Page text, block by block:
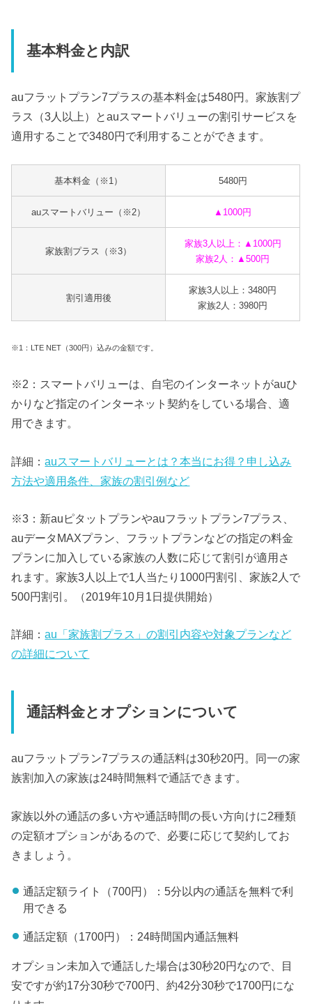
基本料金と内訳
auフラットプラン7プラスの基本料金は5480円。家族割プ
ラス（3人以上）とauスマートバリューの割引サービスを
適用することで3480円で利用することができます。
基本料金（※1） 5480円
auスマートバリュー（※2） ▲1000円
家族割プラス（※3）
家族3人以上：▲1000円
家族2人：▲500円
割引適用後
家族3人以上：3480円
家族2人：3980円
※1：LTE NET（300円）込みの金額です。
※2：スマートバリューは、自宅のインターネットがauひ
かりなど指定のインターネット契約をしている場合、適
用できます。
詳細：auスマートバリューとは？本当にお得？申し込み
方法や適用条件、家族の割引例など
※3：新auピタットプランやauフラットプラン7プラス、
auデータMAXプラン、フラットプランなどの指定の料金
プランに加入している家族の人数に応じて割引が適用さ
れます。家族3人以上で1人当たり1000円割引、家族2人で
500円割引。（2019年10月1日提供開始）
詳細：au「家族割プラス」の割引内容や対象プランなど
の詳細について
通話料金とオプションについて
auフラットプラン7プラスの通話料は30秒20円。同一の家
族割加入の家族は24時間無料で通話できます。
家族以外の通話の多い方や通話時間の長い方向けに2種類
の定額オプションがあるので、必要に応じて契約してお
きましょう。
通話定額ライト（700円）：5分以内の通話を無料で利
用できる
通話定額（1700円）：24時間国内通話無料
オプション未加入で通話した場合は30秒20円なので、目
安ですが約17分30秒で700円、約42分30秒で1700円にな